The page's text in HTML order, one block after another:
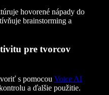
hovorené nápady do
brainstorming a
pre tvorcov
s pomocou Voice AI
a ďalšie použitie.